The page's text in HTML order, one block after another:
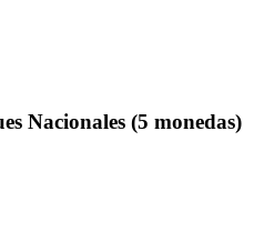
Nacionales (5 monedas)